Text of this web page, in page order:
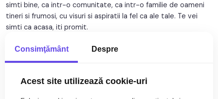
Orientare: Sud
simti bine, ca intr-o comunitate, ca intr-o familie de oameni
tineri si frumosi, cu visuri si aspiratii la fel ca ale tale. Te vei
simti ca acasa, iti promit.
Avantaje majore ale acestui apartament:
• Apartament nelocuit, cu toate obiectele noi si gradina
• Un loc de parcare inclus in pret
Citește mai mult
Consimţământ Despre
Acest site utilizează cookie-uri